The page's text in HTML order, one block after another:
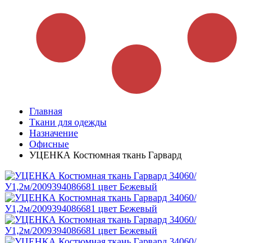
Главная
Ткани для одежды
Назначение
Офисные
УЦЕНКА Костюмная ткань Гарвард